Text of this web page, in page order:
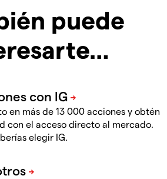
puede
en más de 13 000 acciones y obtén
con el acceso directo al mercado.
elegir IG.